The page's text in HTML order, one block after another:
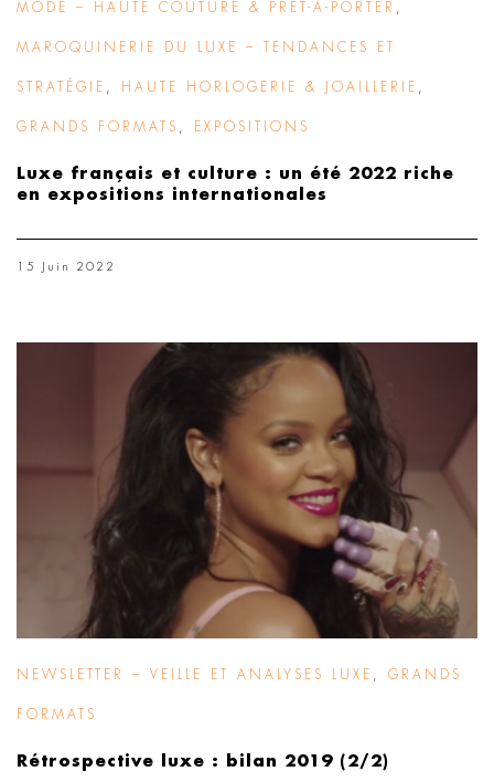
MODE – HAUTE COUTURE & PRÊT-À-PORTER
MAROQUINERIE DU LUXE – TENDANCES ET
STRATÉGIE HAUTE HORLOGERIE & JOAILLERIE
GRANDS FORMATS EXPOSITIONS
Luxe français et culture : un été 2022 riche
en expositions internationales
15 Juin 2022
NEWSLETTER – VEILLE ET ANALYSES LUXE GRANDS
FORMATS
Rétrospective luxe : bilan 2019 (2/2)